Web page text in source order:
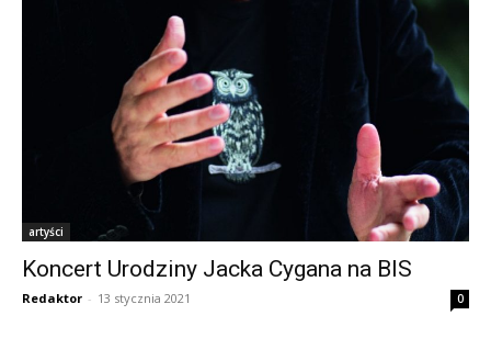
artyści
Koncert Urodziny Jacka Cygana na BIS
Redaktor - 13 stycznia 2021 0